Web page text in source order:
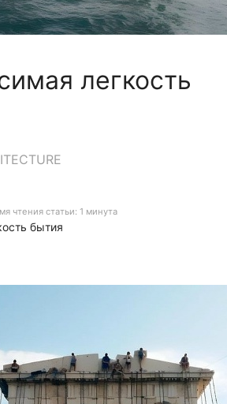
легкость
чтения статьи: 1 минута
бытия